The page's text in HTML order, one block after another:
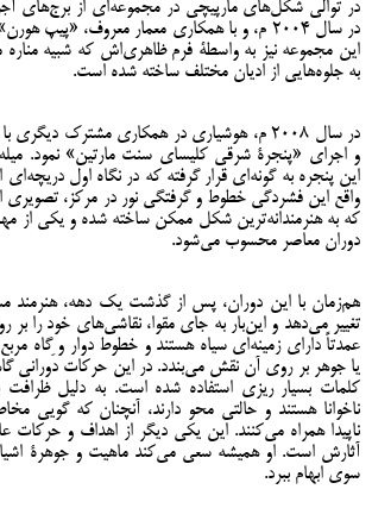
در توالی شکل‌های مارپیچی در مجموعه‌ای از برج‌های
در سال 2004 م، و با همکاری معمار معروف،
این مجموعه نیز به واسطۀ فرم ظاهری‌اش که شبیه‌
به جلوه‌هایی از ادیان مختلف ساخته شده است.
در سال 2008 م، هوشیاری در همکاری مشترک
و اجرای «پنجرۀ شرقی کلیسای سنت مارتین» نمود.
این پنجره به گونه‌ای قرار گرفته که در نگاه اول دریچه‌ای
واقع این فشردگی خطوط و گرفتگی نور در مرکز،
که به هنرمندانه‌ترین شکل ممکن ساخته شده و یکی از
دوران معاصر محسوب می‌شود.
هم‌زمان با این دوران، پس از گذشت یک دهه، هنرمند
تغییر می‌دهد و این‌بار به جای مقوا، نقاشی‌های خود را
عمدتاً دارای زمینه‌ای سیاه هستند و خطوط دوار و گاه
یا جوهر بر روی آن نقش می‌بندد. در این حرکات دَورانی
کلمات بسیار ریزی استفاده شده است. به دلیل ظرافت
نا‌خوانا هستند و حالتی محو دارند، آنچنان که گویی
ناپیدا همراه می‌کنند. این یکی دیگر از اهداف و حرکات
آثارش است. او همیشه سعی‌ می‌کند ماهیت و جوهرۀ
سوی ابهام ببرد.